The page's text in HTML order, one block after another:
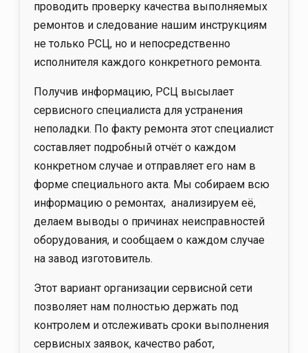
проводить проверку качества выполняемых
ремонтов и следование нашим инструкциям
не только РСЦ, но и непосредственно
исполнителя каждого конкретного ремонта.
Получив информацию, РСЦ высылает
сервисного специалиста для устранения
неполадки. По факту ремонта этот специалист
составляет подробный отчёт о каждом
конкретном случае и отправляет его нам в
форме специального акта. Мы собираем всю
информацию о ремонтах, анализируем её,
делаем выводы о причинах неисправностей
оборудования, и сообщаем о каждом случае
на завод изготовитель.
Этот вариант организации сервисной сети
позволяет нам полностью держать под
контролем и отслеживать сроки выполнения
сервисных заявок, качество работ,